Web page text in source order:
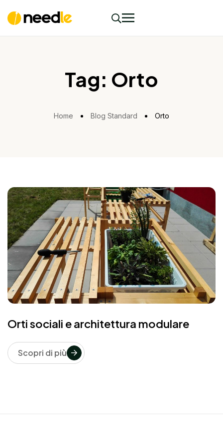
Tag: Orto
Home Blog Standard Orto
Orti sociali e architettura modulare
Scopri di più